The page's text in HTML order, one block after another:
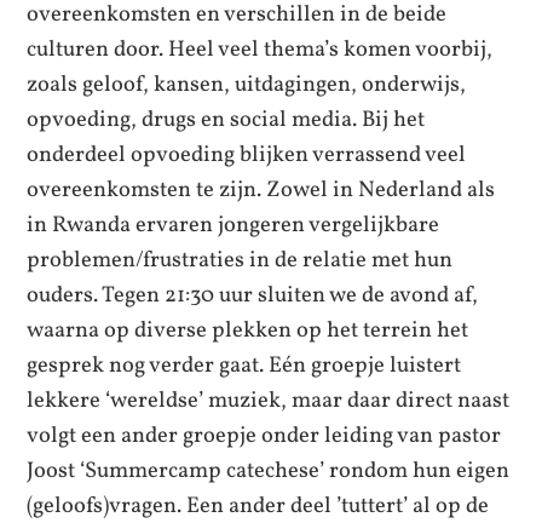
overeenkomsten en verschillen in de beide
culturen door. Heel veel thema’s komen voorbij,
zoals geloof, kansen, uitdagingen, onderwijs,
opvoeding, drugs en social media. Bij het
onderdeel opvoeding blijken verrassend veel
overeenkomsten te zijn. Zowel in Nederland als
in Rwanda ervaren jongeren vergelijkbare
problemen/frustraties in de relatie met hun
ouders. Tegen 21:30 uur sluiten we de avond af,
waarna op diverse plekken op het terrein het
gesprek nog verder gaat. Eén groepje luistert
lekkere ‘wereldse’ muziek, maar daar direct naast
volgt een ander groepje onder leiding van pastor
Joost ‘Summercamp catechese’ rondom hun eigen
(geloofs)vragen. Een ander deel ’tuttert’ al op de